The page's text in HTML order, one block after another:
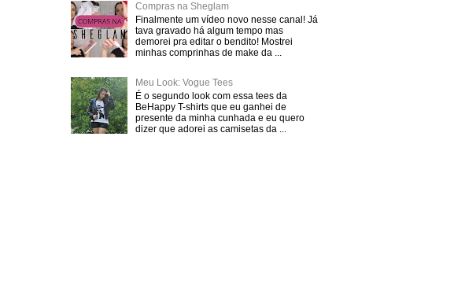
Compras na Sheglam
Finalmente um vídeo novo nesse canal! Já
tava gravado há algum tempo mas
demorei pra editar o bendito! Mostrei
minhas comprinhas de make da ...
Meu Look: Vogue Tees
É o segundo look com essa tees da
BeHappy T-shirts que eu ganhei de
presente da minha cunhada e eu quero
dizer que adorei as camisetas da ...